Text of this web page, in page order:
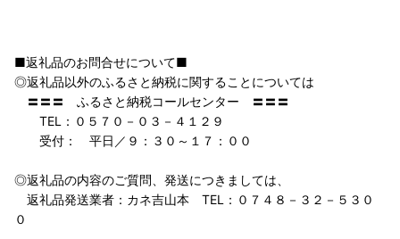
■返礼品のお問合せについて■
◎返礼品以外のふるさと納税に関することについては
〓〓〓 ふるさと納税コールセンター 〓〓〓
TEL：０５７０－０３－４１２９
受付： 平日／９：３０～１７：００
◎返礼品の内容のご質問、発送につきましては、
返礼品発送業者：カネ吉山本 TEL：０７４８－３２－５３０
０